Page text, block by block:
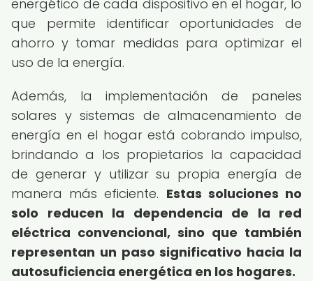
energético de cada dispositivo en el hogar, lo
que permite identificar oportunidades de
ahorro y tomar medidas para optimizar el
uso de la energía.
Además, la implementación de paneles
solares y sistemas de almacenamiento de
energía en el hogar está cobrando impulso,
brindando a los propietarios la capacidad
de generar y utilizar su propia energía de
manera más eficiente. Estas soluciones no
solo reducen la dependencia de la red
eléctrica convencional, sino que también
representan un paso significativo hacia la
autosuficiencia energética en los hogares.